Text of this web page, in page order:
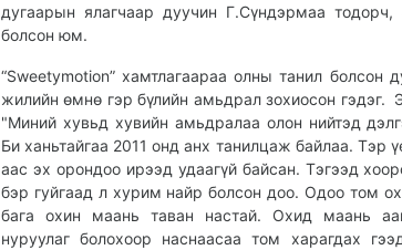
дугаарын ялагчаар дуучин Г.Сүндэрмаа тодорч,
болсон юм.
“Sweetymotion” хамтлагаараа олны танил болсон
жилийн өмнө гэр бүлийн амьдрал зохиосон гэдэг.
"Миний хувьд хувийн амьдралаа олон нийтэд
Би ханьтайгаа 2011 онд анх танилцаж байлаа. Тэр
аас эх орондоо ирээд удаагүй байсан. Тэгээд
бэр гуйгаад л хурим найр болсон доо. Одоо том
бага охин маань таван настай. Охид маань
нуруулаг болохоор наснаасаа том харагдах